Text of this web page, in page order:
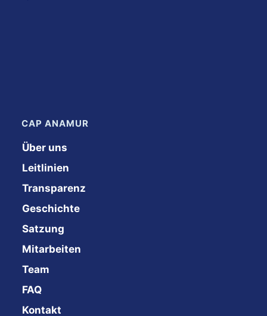
CAP ANAMUR
Über uns
Leitlinien
Transparenz
Geschichte
Satzung
Mitarbeiten
Team
FAQ
Kontakt